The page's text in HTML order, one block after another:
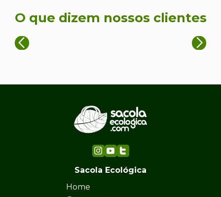
O que dizem nossos clientes
Sacola Ecológica
Home